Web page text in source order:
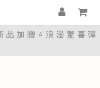
加贈⭐浪漫驚喜彈